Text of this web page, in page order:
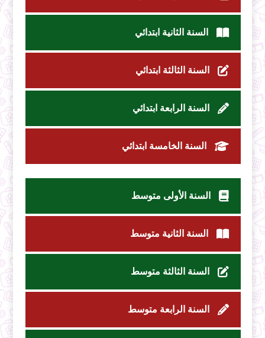
السنة الثانية ابتدائي
السنة الثالثة ابتدائي
السنة الرابعة ابتدائي
السنة الخامسة ابتدائي
السنة الأولى متوسط
السنة الثانية متوسط
السنة الثالثة متوسط
السنة الرابعة متوسط